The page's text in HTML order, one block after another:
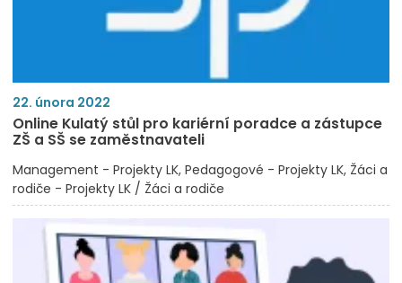
22. února 2022
Online Kulatý stůl pro kariérní poradce a zástupce
ZŠ a SŠ se zaměstnavateli
Management - Projekty LK Pedagogové - Projekty LK Žáci a
rodiče - Projekty LK / Žáci a rodiče